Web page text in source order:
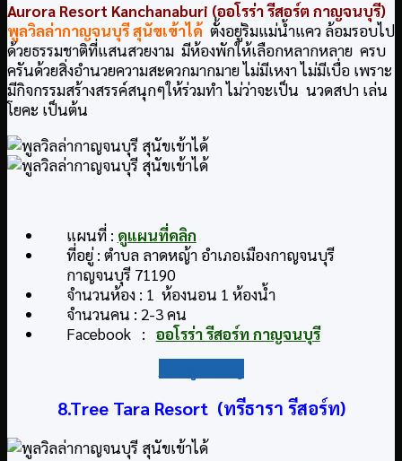
Aurora Resort Kanchanaburi (ออโรร่า รีสอร์ต กาญจนบุรี)
พูลวิลล่ากาญจนบุรี สุนัขเข้าได้ ตั้งอยู่ริมแม่น้ำแคว ล้อมรอบไป
ด้วยธรรมชาติที่แสนสวยงาม มีห้องพักให้เลือกหลากหลาย ครบ
ครันด้วยสิ่งอำนวยความสะดวกมากมาย ไม่มีเหงา ไม่มีเบื่อ เพราะ
มีกิจกรรมสร้างสรรค์สนุกๆให้ร่วมทำ ไม่ว่าจะเป็น นวดสปา เล่น
โยคะ เป็นต้น
แผนที่ : ดูแผนที่คลิก
ที่อยู่ : ตำบล ลาดหญ้า อำเภอเมืองกาญจนบุรี
กาญจนบุรี 71190
จำนวนห้อง : 1 ห้องนอน 1 ห้องน้ำ
จำนวนคน : 2-3 คน
Facebook : ออโรร่า รีสอร์ท กาญจนบุรี
8.Tree Tara Resort (ทรีธารา รีสอร์ท)